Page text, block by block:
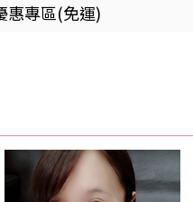
惠專區(免運)